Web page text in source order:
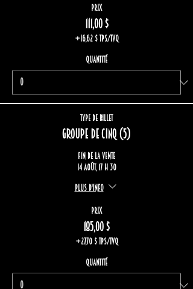
Prix
111,00 $
+16,62 $ TPS/TVQ
Quantité
Type de billet
Groupe de cinq (5)
Fin de la vente
14 août, 17 h 30
Plus d'info
Prix
185,00 $
+27,70 $ TPS/TVQ
Quantité